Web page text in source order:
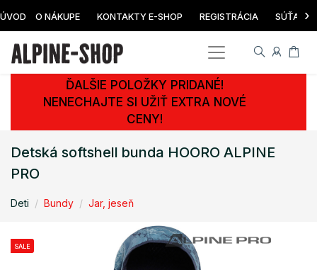
ÚVOD O NÁKUPE KONTAKTY E-SHOP REGISTRÁCIA SÚŤAŽ ›
ĎALŠIE POLOŽKY PRIDANÉ!
NENECHAJTE SI UŽIŤ EXTRA NOVÉ
CENY!
Detská softshell bunda HOORO ALPINE
PRO
Deti Bundy Jar, jeseň
SALE